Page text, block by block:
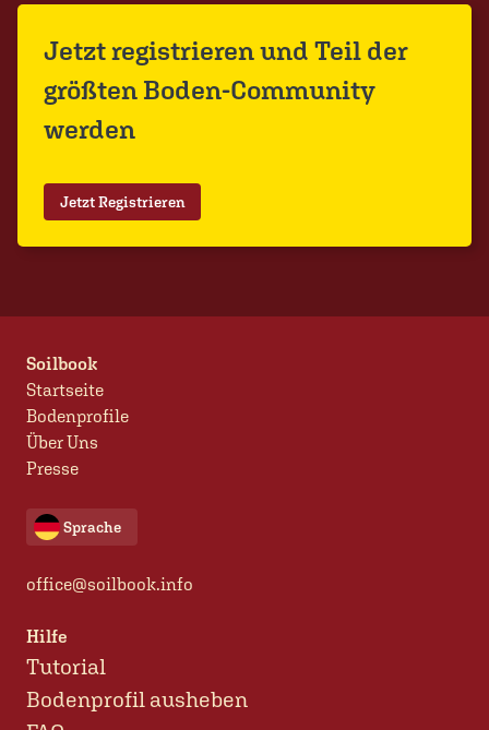
Jetzt registrieren und Teil der
größten Boden-Community
werden
Jetzt Registrieren
Soilbook
Startseite
Bodenprofile
Über Uns
Presse
Sprache
office@soilbook.info
Hilfe
Tutorial
Bodenprofil ausheben